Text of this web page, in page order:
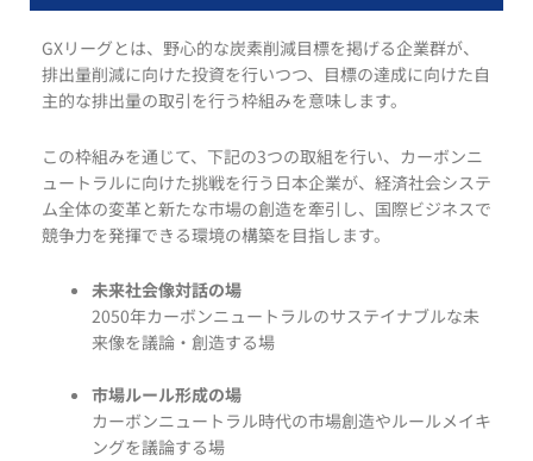
GXリーグとは、野心的な炭素削減目標を掲げる企業群が、
排出量削減に向けた投資を行いつつ、目標の達成に向けた自
主的な排出量の取引を行う枠組みを意味します。
この枠組みを通じて、下記の3つの取組を行い、カーボンニ
ュートラルに向けた挑戦を行う日本企業が、経済社会システ
ム全体の変革と新たな市場の創造を牽引し、国際ビジネスで
競争力を発揮できる環境の構築を目指します。
未来社会像対話の場
2050年カーボンニュートラルのサステイナブルな未
来像を議論・創造する場
市場ルール形成の場
カーボンニュートラル時代の市場創造やルールメイキ
ングを議論する場